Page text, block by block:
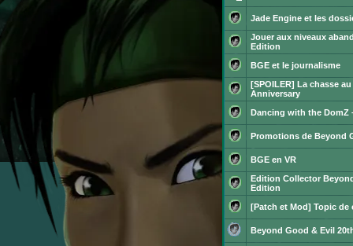
Ce
sujet
est
verrouillé.
Vous
ne
pouvez
pas
ou
modifier
de
messages.
Aucun
message
non
lu
Jade Engine et les
Aucun
message
non
lu
Jouer aux niveaux
Edition
Aucun
message
non
lu
BGE et le journalisme
Aucun
message
non
lu
[SPOILER] La chasse
Anniversary
Aucun
message
non
lu
Dancing with the DomZ
Aucun
message
non
lu
Promotions de Beyond
Aucun
message
non
lu
BGE en VR
Aucun
message
non
lu
Edition Collector
Edition
Aucun
message
non
lu
[Patch et Mod] Topic de
Aucun
Beyond Good & Evil